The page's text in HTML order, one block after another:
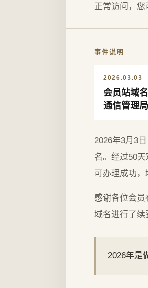
正常访问，您
事件说明
2026.03.03
会员站域
通信管理
2026年3月3
名。经过50
可办理成功，
感谢各位会
域名进行了续
2026年是